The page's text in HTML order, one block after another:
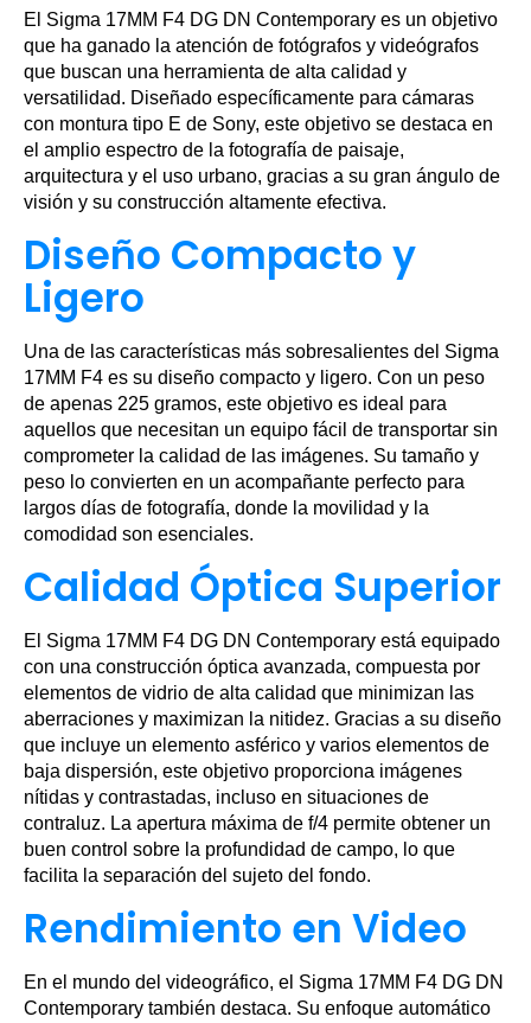
El Sigma 17MM F4 DG DN Contemporary es un objetivo
que ha ganado la atención de fotógrafos y videógrafos
que buscan una herramienta de alta calidad y
versatilidad. Diseñado específicamente para cámaras
con montura tipo E de Sony, este objetivo se destaca en
el amplio espectro de la fotografía de paisaje,
arquitectura y el uso urbano, gracias a su gran ángulo de
visión y su construcción altamente efectiva.
Diseño Compacto y
Ligero
Una de las características más sobresalientes del Sigma
17MM F4 es su diseño compacto y ligero. Con un peso
de apenas 225 gramos, este objetivo es ideal para
aquellos que necesitan un equipo fácil de transportar sin
comprometer la calidad de las imágenes. Su tamaño y
peso lo convierten en un acompañante perfecto para
largos días de fotografía, donde la movilidad y la
comodidad son esenciales.
Calidad Óptica Superior
El Sigma 17MM F4 DG DN Contemporary está equipado
con una construcción óptica avanzada, compuesta por
elementos de vidrio de alta calidad que minimizan las
aberraciones y maximizan la nitidez. Gracias a su diseño
que incluye un elemento asférico y varios elementos de
baja dispersión, este objetivo proporciona imágenes
nítidas y contrastadas, incluso en situaciones de
contraluz. La apertura máxima de f/4 permite obtener un
buen control sobre la profundidad de campo, lo que
facilita la separación del sujeto del fondo.
Rendimiento en Video
En el mundo del videográfico, el Sigma 17MM F4 DG DN
Contemporary también destaca. Su enfoque automático